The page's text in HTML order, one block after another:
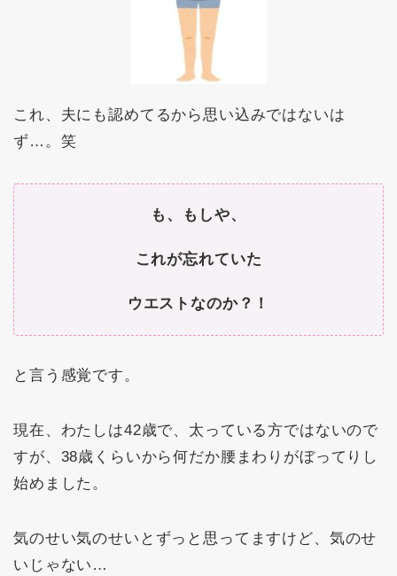
これ、夫にも認めてるから思い込みではないは
ず…。笑
も、もしや、
これが忘れていた
ウエストなのか？！
と言う感覚です。
現在、わたしは42歳で、太っている方ではないので
すが、38歳くらいから何だか腰まわりがぼってりし
始めました。
気のせい気のせいとずっと思ってますけど、気のせ
いじゃない…